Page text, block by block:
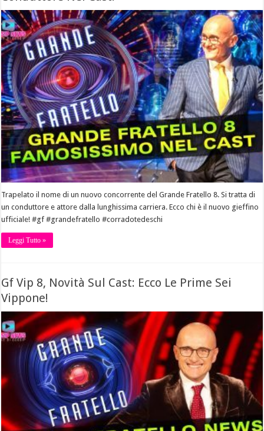
Trapelato il nome di un nuovo concorrente del Grande Fratello 8. Si tratta di
un conduttore e attore dalla lunghissima carriera. Ecco chi è il nuovo gieffino
ufficiale! #gf #grandefratello #corradotedeschi
Leggi Tutto »
Gf Vip 8, Novità Sul Cast: Ecco Le Prime Sei
Vippone!